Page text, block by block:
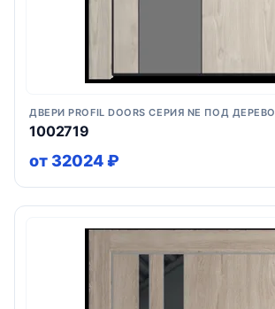
ДВЕРИ PROFIL DOORS СЕРИЯ NE ПОД ДЕРЕВО
1002719
от 32024 ₽